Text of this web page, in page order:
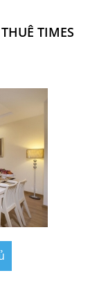
TIMES